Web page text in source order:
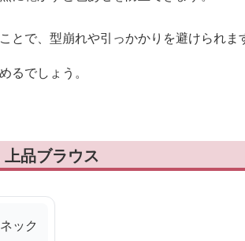
とで、型崩れや引っかかりを避けられま
るでしょう。
品ブラウス